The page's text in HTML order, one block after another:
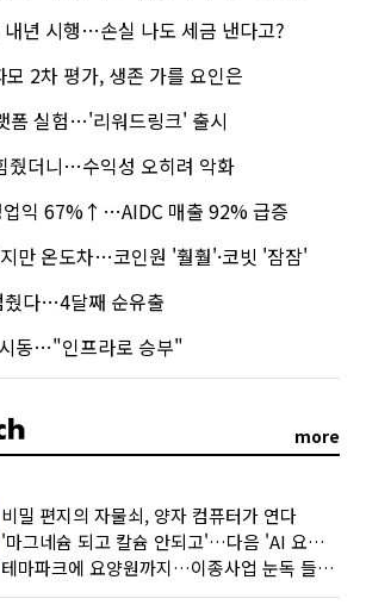
내년 시행…손실 나도 세금 낸다고?
2차 평가, 생존 가를 요인은
폼 실험…'리워드링크' 출시
줬더니…수익성 오히려 악화
업익 67%↑…AIDC 매출 92% 급증
만 온도차…코인원 '훨훨'·코빗 '잠잠'
췄다…4달째 순유출
동…"인프라로 승부"
more
비밀 편지의 자물쇠, 양자 컴퓨터가 연다
'마그네슘 되고 칼슘 안되고'…다음 'AI 요약' 갈 길은
테마파크에 요양원까지…이종사업 눈독 들이는 게임사